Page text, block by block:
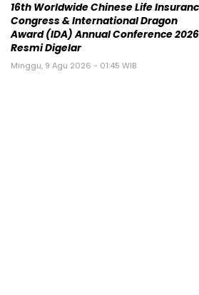
16th Worldwide Chinese Life
Congress & International Dragon
Award (IDA) Annual Conference 2026
Resmi Digelar
Minggu, 9 Agu 2026 - 01:45 WIB